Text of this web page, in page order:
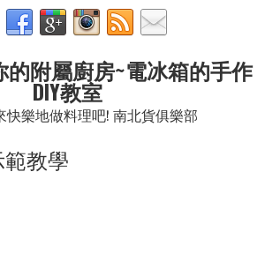
的附屬廚房~電冰箱的手作
DIY教室
快樂地做料理吧! 南北貨俱樂部
教學